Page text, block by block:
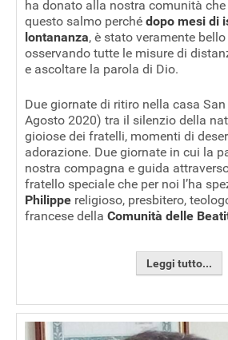
ha donato alla nostra comunità
questo salmo perché dopo mesi di
lontananza, è stato veramente
osservando tutte le misure di
e ascoltare la parola di Dio.
Due giornate di ritiro nella casa
Agosto 2020) tra il silenzio della
gioiose dei fratelli, momenti di
adorazione. Due giornate in cui la
nostra compagna e guida
fratello speciale che per noi l’ha
Philippe religioso, presbitero,
francese della Comunità delle
Leggi tutto...